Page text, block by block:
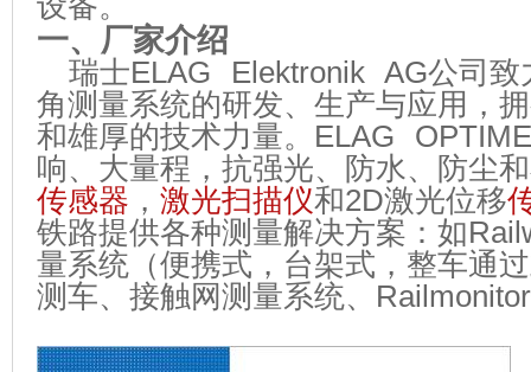
一、厂家介绍
瑞士ELAG Elektronik AG公司致
角测量系统的研发、生产与应用，
和雄厚的技术力量。 ELAG
响、大量程，抗强光、防水、防尘
传感器 ， 激光扫描仪和2D激光位移
铁路提供各种测量解决方案：如
量系统（便携式，台架式，整车通
测车、接触网测量系统、 Railmonitor